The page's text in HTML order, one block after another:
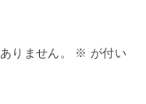
りません。 ※ が付い